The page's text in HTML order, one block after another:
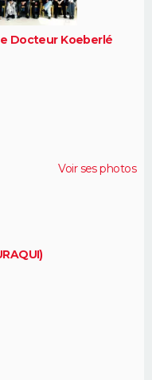
Docteur Koeberlé
Voir ses photos